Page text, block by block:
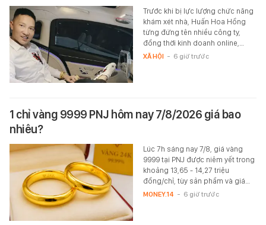
Trước khi bị lực lượng chức năng
khám xét nhà, Huấn Hoa Hồng
từng đứng tên nhiều công ty,
đồng thời kinh doanh online,…
XÃ HỘI - 6 giờ trước
1 chỉ vàng 9999 PNJ hôm nay 7/8/2026 giá bao
nhiêu?
Lúc 7h sáng nay 7/8, giá vàng
9999 tại PNJ được niêm yết trong
khoảng 13,65 - 14,27 triệu
đồng/chỉ, tùy sản phầm và giá…
MONEY.14 - 6 giờ trước